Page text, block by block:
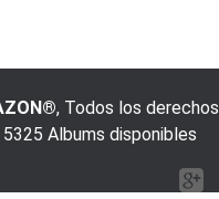
, Todos los derechos
Albums disponibles